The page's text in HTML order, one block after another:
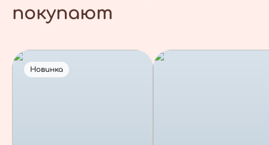
покупают
Новинка